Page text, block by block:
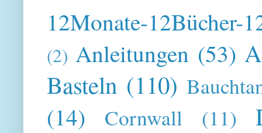
12Monate-12Bücher-
(2) Anleitungen (53)
Basteln (110)
(14) Cornwall (11)